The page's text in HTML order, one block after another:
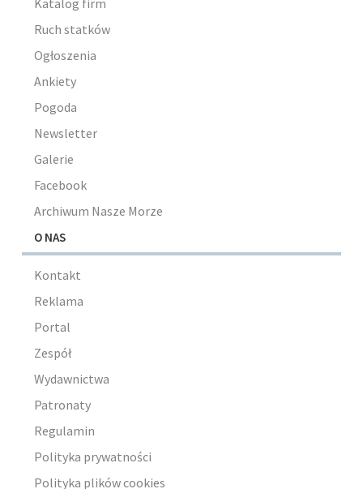
Katalog firm
Ruch statków
Ogłoszenia
Ankiety
Pogoda
Newsletter
Galerie
Facebook
Archiwum Nasze Morze
O NAS
Kontakt
Reklama
Portal
Zespół
Wydawnictwa
Patronaty
Regulamin
Polityka prywatności
Polityka plików cookies